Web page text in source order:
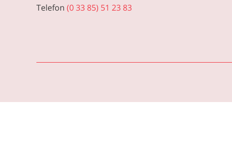
Telefon (0 33 85) 51 23 83